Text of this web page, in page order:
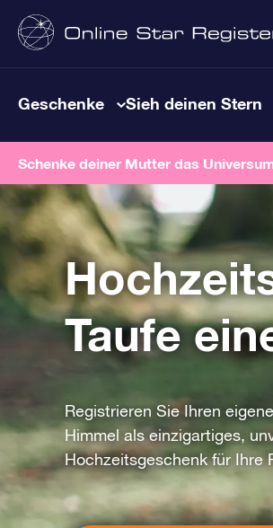
Geschenke Sieh deinen Stern
Schenke deiner Mutter das
Taufe
Registrieren Sie Ihren
Himmel als einzigartiges,
Hochzeitsgeschenk für Ihre